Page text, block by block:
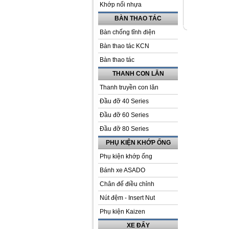
Khớp nối nhựa
BÀN THAO TÁC
Bàn chống tĩnh điện
Bàn thao tác KCN
Bàn thao tác
THANH CON LĂN
Thanh truyền con lăn
Đầu đỡ 40 Series
Đầu đỡ 60 Series
Đầu đỡ 80 Series
PHỤ KIỆN KHỚP ỐNG
Phụ kiện khớp ống
Bánh xe ASADO
Chân đế điều chỉnh
Nút đệm - Insert Nut
Phụ kiện Kaizen
XE ĐẨY